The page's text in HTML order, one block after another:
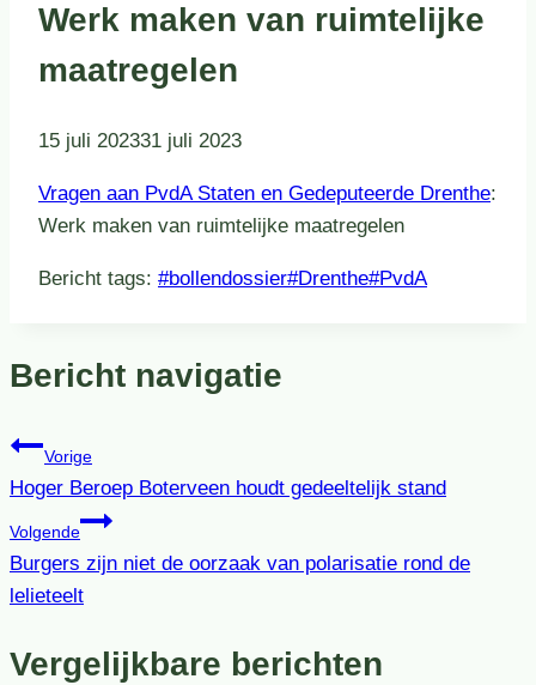
Werk maken van ruimtelijke
maatregelen
15 juli 202331 juli 2023
Vragen aan PvdA Staten en Gedeputeerde Drenthe:
Werk maken van ruimtelijke maatregelen
Bericht tags: #bollendossier#Drenthe#PvdA
Bericht navigatie
Vorige
Hoger Beroep Boterveen houdt gedeeltelijk stand
Volgende
Burgers zijn niet de oorzaak van polarisatie rond de
lelieteelt
Vergelijkbare berichten